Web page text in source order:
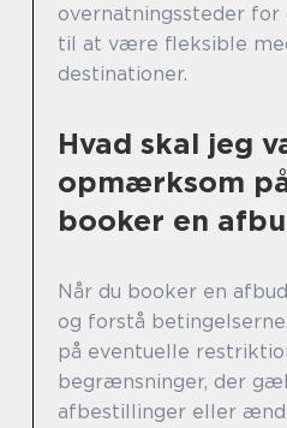
overnatningssteder for
til at være fleksible
destinationer.
Hvad skal jeg
opmærksom
booker en
Når du booker en
og forstå
på eventuelle
begrænsninger, der
afbestillinger eller